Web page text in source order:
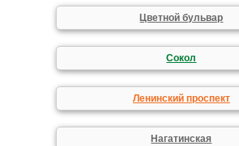
Цветной бульвар
Сокол
Ленинский проспект
Нагатинская